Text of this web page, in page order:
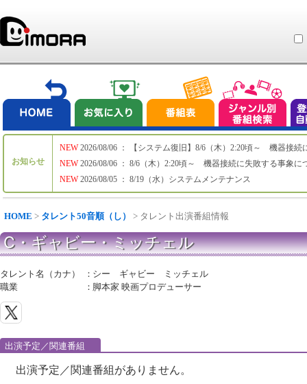
お知らせ
NEW
NEW
NEW
2026/08/06 ： 【システム復旧】8/6（木）2:20頃～ 機器接続
2026/08/06 ： 8/6（木）2:20頃～ 機器接続に失敗する事象に
2026/08/05 ： 8/19（水）システムメンテナンス
HOME > タレント50音順（し） > タレント出演番組情報
C・ギャビー・ミッチェル
タレント名（カナ） ： シー ギャビー ミッチェル
職業
： 脚本家 映画プロデューサー
出演予定／関連番組
出演予定／関連番組がありません。